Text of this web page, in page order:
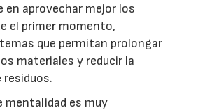
en aprovechar mejor los
el primer momento,
que permitan prolongar
materiales y reducir la
residuos.
mentalidad es muy